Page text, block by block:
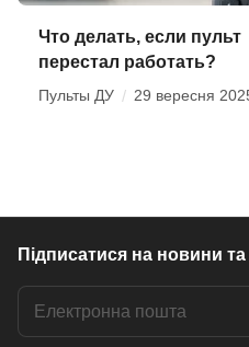
Что делать, если пульт
перестал работать?
Пульты ДУ / 29 вересня
Підписатися на новини та